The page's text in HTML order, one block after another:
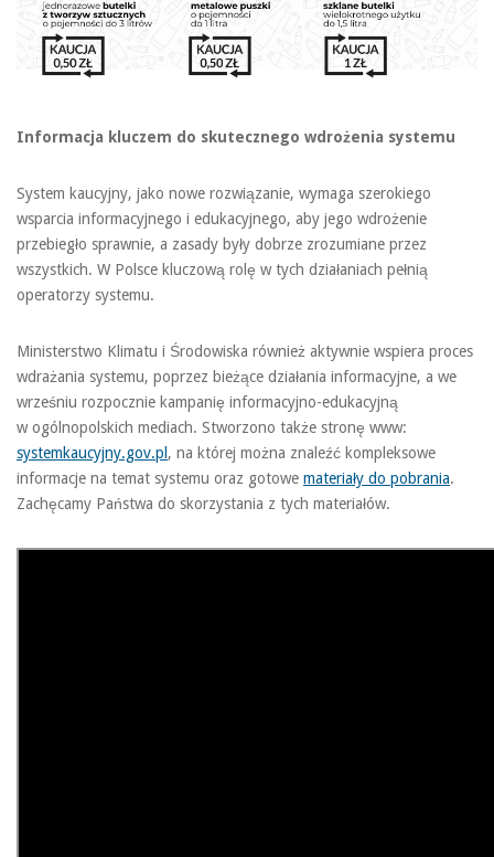
Informacja kluczem do skutecznego wdrożenia systemu
System kaucyjny, jako nowe rozwiązanie, wymaga szerokiego
wsparcia informacyjnego i edukacyjnego, aby jego wdrożenie
przebiegło sprawnie, a zasady były dobrze zrozumiane przez
wszystkich. W Polsce kluczową rolę w tych działaniach pełnią
operatorzy systemu.
Ministerstwo Klimatu i Środowiska również aktywnie wspiera proces
wdrażania systemu, poprzez bieżące działania informacyjne, a we
wrześniu rozpocznie kampanię informacyjno-edukacyjną
w ogólnopolskich mediach. Stworzono także stronę www:
systemkaucyjny.gov.pl , na której można znaleźć kompleksowe
informacje na temat systemu oraz gotowe materiały do pobrania.
Zachęcamy Państwa do skorzystania z tych materiałów.